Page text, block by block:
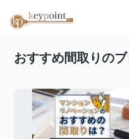
おすすめ間取りの